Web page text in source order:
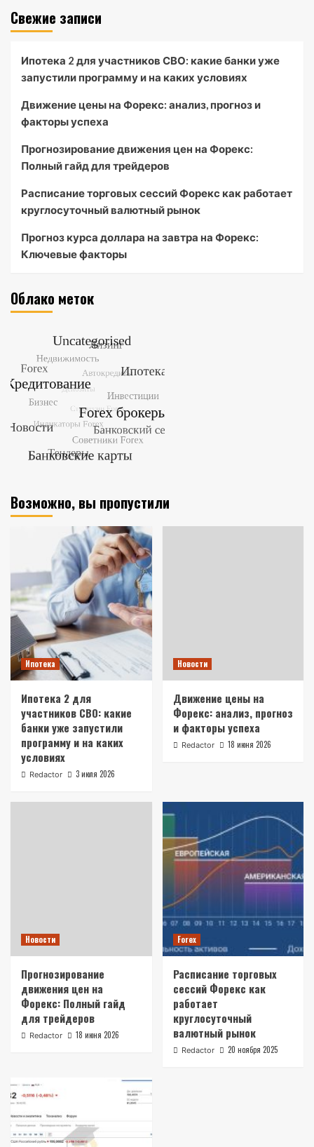
Свежие записи
Ипотека 2 для участников СВО: какие банки уже
запустили программу и на каких условиях
Движение цены на Форекс: анализ, прогноз и
факторы успеха
Прогнозирование движения цен на Форекс:
Полный гайд для трейдеров
Расписание торговых сессий Форекс как работает
круглосуточный валютный рынок
Прогноз курса доллара на завтра на Форекс:
Ключевые факторы
Облако меток
Возможно, вы пропустили
Ипотека
Ипотека 2 для
участников СВО: какие
банки уже запустили
программу и на каких
условиях
Redactor 3 июля 2026
Новости
Движение цены на
Форекс: анализ, прогноз
и факторы успеха
Redactor 18 июня 2026
Новости
Прогнозирование
движения цен на
Форекс: Полный гайд
для трейдеров
Redactor 18 июня 2026
Forex
Расписание торговых
сессий Форекс как
работает
круглосуточный
валютный рынок
Redactor 20 ноября 2025